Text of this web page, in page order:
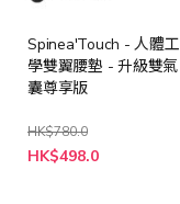
Spinea'Touch - 人體工
學雙翼腰墊 - 升級雙氣
囊尊享版
HK$780.0
特
殊
HK$498.0